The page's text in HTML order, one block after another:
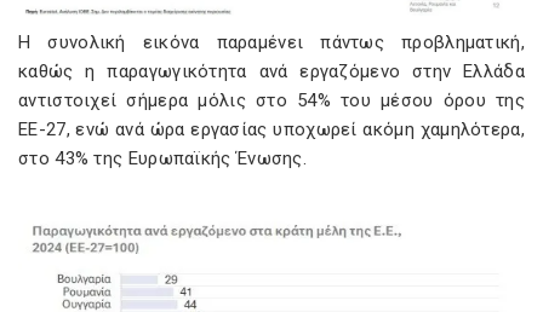
Η συνολική εικόνα παραμένει πάντως προβληματική,
καθώς η παραγωγικότητα ανά εργαζόμενο στην Ελλάδα
αντιστοιχεί σήμερα μόλις στο 54% του μέσου όρου της
ΕΕ-27, ενώ ανά ώρα εργασίας υποχωρεί ακόμη χαμηλότερα,
στο 43% της Ευρωπαϊκής Ένωσης.